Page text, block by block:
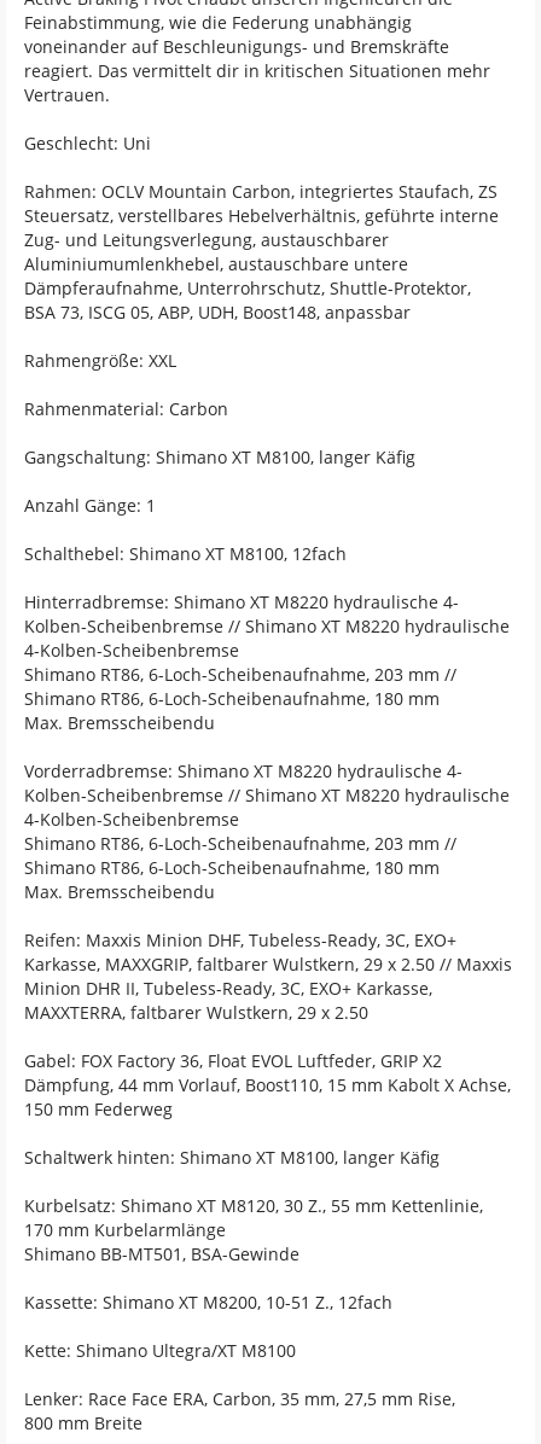
Feinabstimmung, wie die Federung unabhängig
voneinander auf Beschleunigungs- und Bremskräfte
reagiert. Das vermittelt dir in kritischen Situationen mehr
Vertrauen.
Geschlecht: Uni
Rahmen: OCLV Mountain Carbon, integriertes Staufach, ZS
Steuersatz, verstellbares Hebelverhältnis, geführte interne
Zug- und Leitungsverlegung, austauschbarer
Aluminiumumlenkhebel, austauschbare untere
Dämpferaufnahme, Unterrohrschutz, Shuttle-Protektor,
BSA 73, ISCG 05, ABP, UDH, Boost148, anpassbar
Rahmengröße: XXL
Rahmenmaterial: Carbon
Gangschaltung: Shimano XT M8100, langer Käfig
Anzahl Gänge: 1
Schalthebel: Shimano XT M8100, 12fach
Hinterradbremse: Shimano XT M8220 hydraulische 4-
Kolben-Scheibenbremse // Shimano XT M8220 hydraulische
4-Kolben-Scheibenbremse
Shimano RT86, 6-Loch-Scheibenaufnahme, 203 mm //
Shimano RT86, 6-Loch-Scheibenaufnahme, 180 mm
Max. Bremsscheibendu
Vorderradbremse: Shimano XT M8220 hydraulische 4-
Kolben-Scheibenbremse // Shimano XT M8220 hydraulische
4-Kolben-Scheibenbremse
Shimano RT86, 6-Loch-Scheibenaufnahme, 203 mm //
Shimano RT86, 6-Loch-Scheibenaufnahme, 180 mm
Max. Bremsscheibendu
Reifen: Maxxis Minion DHF, Tubeless-Ready, 3C, EXO+
Karkasse, MAXXGRIP, faltbarer Wulstkern, 29 x 2.50 // Maxxis
Minion DHR II, Tubeless-Ready, 3C, EXO+ Karkasse,
MAXXTERRA, faltbarer Wulstkern, 29 x 2.50
Gabel: FOX Factory 36, Float EVOL Luftfeder, GRIP X2
Dämpfung, 44 mm Vorlauf, Boost110, 15 mm Kabolt X Achse,
150 mm Federweg
Schaltwerk hinten: Shimano XT M8100, langer Käfig
Kurbelsatz: Shimano XT M8120, 30 Z., 55 mm Kettenlinie,
170 mm Kurbelarmlänge
Shimano BB-MT501, BSA-Gewinde
Kassette: Shimano XT M8200, 10-51 Z., 12fach
Kette: Shimano Ultegra/XT M8100
Lenker: Race Face ERA, Carbon, 35 mm, 27,5 mm Rise,
800 mm Breite